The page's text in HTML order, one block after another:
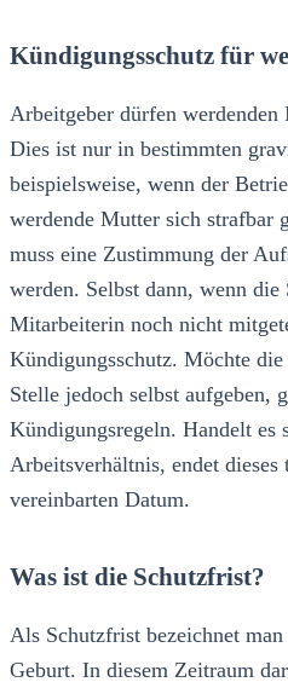
Kündigungsschutz für
Arbeitgeber dürfen
Dies ist nur in bestimmten
beispielsweise, wenn der
werdende Mutter sich strafbar
muss eine Zustimmung der
werden. Selbst dann, wenn
Mitarbeiterin noch nicht
Kündigungsschutz. Möchte
Stelle jedoch selbst aufgeben,
Kündigungsregeln. Handelt es
Arbeitsverhältnis, endet
vereinbarten Datum.
Was ist die Schutzfrist?
Als Schutzfrist bezeichnet
Geburt. In diesem Zeitraum